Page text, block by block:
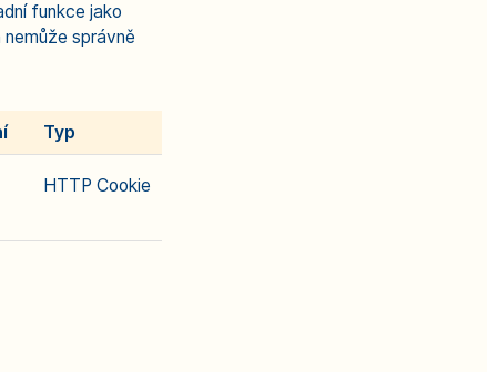
funkce jako
správně
Typ
HTTP Cookie